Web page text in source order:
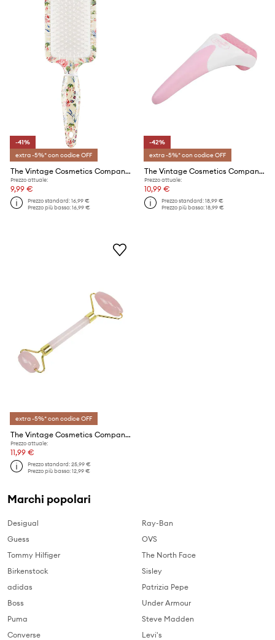
-41%
extra -5%* con codice OFF
The Vintage Cosmetics Company spazzola per capelli
Prezzo attuale:
9,99 €
Prezzo standard:16,99 €
Prezzo più basso:16,99 €
-42%
extra -5%* con codice OFF
The Vintage Cosmetics Company massaggiatore refrigerante
Prezzo attuale:
10,99 €
Prezzo standard:18,99 €
Prezzo più basso:18,99 €
extra -5%* con codice OFF
The Vintage Cosmetics Company rullo per massaggio facciale Rose Quartz
Prezzo attuale:
11,99 €
Prezzo standard:25,99 €
Prezzo più basso:12,99 €
Marchi popolari
Desigual
Guess
Tommy Hilfiger
Birkenstock
adidas
Boss
Puma
Converse
Ray-Ban
OVS
The North Face
Sisley
Patrizia Pepe
Under Armour
Steve Madden
Levi's